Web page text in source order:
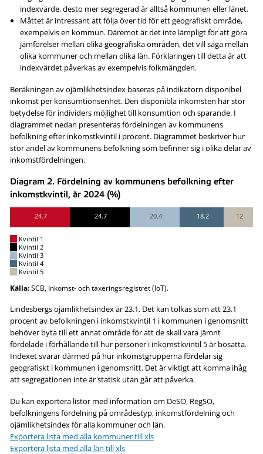
indexvärde, desto mer segregerad är alltså kommunen eller länet.
Måttet är intressant att följa över tid för ett geografiskt område,
exempelvis en kommun. Däremot är det inte lämpligt för att göra
jämförelser mellan olika geografiska områden, det vill säga mellan
olika kommuner och mellan olika län. Förklaringen till detta är att
indexvärdet påverkas av exempelvis folkmängden.
Beräkningen av ojämlikhetsindex baseras på indikatorn disponibel
inkomst per konsumtionsenhet. Den disponibla inkomsten har stor
betydelse för individers möjlighet till konsumtion och sparande. I
diagrammet nedan presenteras fördelningen av kommunens
befolkning efter inkomstkvintil i procent. Diagrammet beskriver hur
stor andel av kommunens befolkning som befinner sig i olika delar av
inkomstfördelningen.
Diagram 2. Fördelning av kommunens befolkning efter
inkomstkvintil, år 2024 (%)
24.7 24.7 20.4 18.2 12
Kvintil 1
Kvintil 2
Kvintil 3
Kvintil 4
Kvintil 5
Källa:SCB, Inkomst- och taxeringsregistret (IoT).
Lindesbergs ojämlikhetsindex är 23.1. Det kan tolkas som att 23.1
procent av befolkningen i inkomstkvintil 1 i kommunen i genomsnitt
behöver byta till ett annat område för att de skall vara jämnt
fördelade i förhållande till hur personer i inkomstkvintil 5 är bosatta.
Indexet svarar därmed på hur inkomstgrupperna fördelar sig
geografiskt i kommunen i genomsnitt. Det är viktigt att komma ihåg
att segregationen inte är statisk utan går att påverka.
Du kan exportera listor med information om DeSO, RegSO,
befolkningens fördelning på områdestyp, inkomstfördelning och
ojämlikhetsindex för alla kommuner och län.
Exportera lista med alla kommuner till xls
Exportera lista med alla län till xls